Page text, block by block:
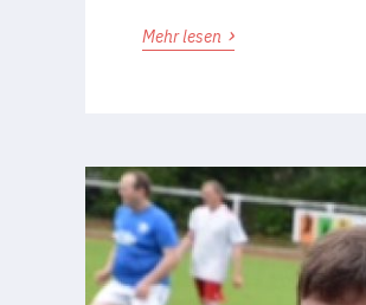
Mehr lesen ›